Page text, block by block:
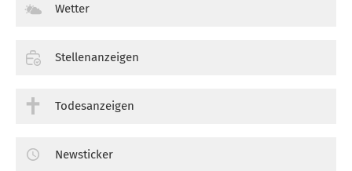
Wetter
Stellenanzeigen
Todesanzeigen
Newsticker